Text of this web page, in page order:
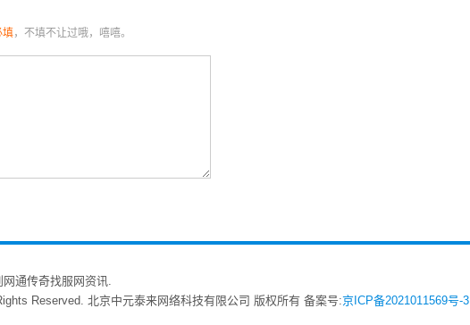
填，不填不让过哦，嘻嘻。
通传奇找服网资讯.
Reserved. 北京中元泰来网络科技有限公司 版权所有 备案号:京ICP备2021011569号-3